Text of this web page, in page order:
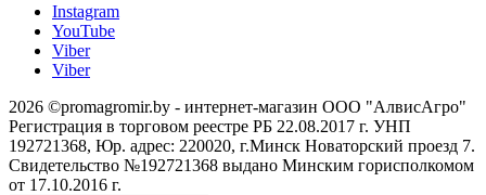
Instagram
YouTube
Viber
Viber
2026 ©promagromir.by - интернет-магазин ООО "АлвисАгро"
Регистрация в торговом реестре РБ 22.08.2017 г. УНП
192721368, Юр. адрес: 220020, г.Минск Новаторский проезд 7.
Свидетельство №192721368 выдано Минским горисполкомом
от 17.10.2016 г.